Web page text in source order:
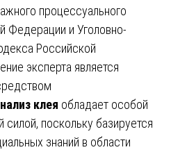
процессуального
Федерации и Уголовно-
Российской
эксперта является
клея обладает особой
силой, поскольку базируется
знаний в области